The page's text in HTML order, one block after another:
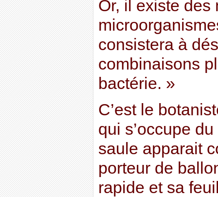
Or, il existe des
consistera à
combinaisons
bactérie. »
C’est le
qui s’occupe
saule apparait
porteur de
rapide et sa